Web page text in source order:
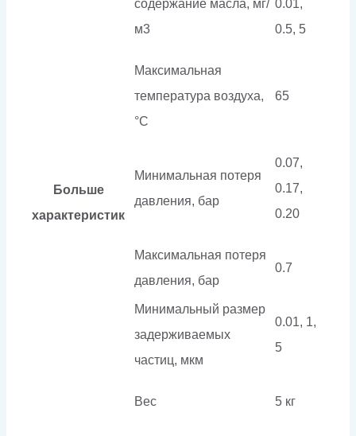
Больше
характеристик
содержание масла, мг/
м3
0.01,
0.5, 5
Максимальная
температура воздуха,
°C
65
Минимальная потеря
давления, бар
0.07,
0.17,
0.20
Максимальная потеря
давления, бар
0.7
Минимальный размер
задерживаемых
частиц, мкм
0.01, 1,
5
Вес 5 кг